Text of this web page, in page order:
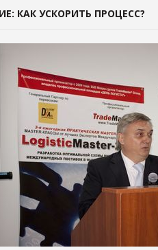
КАК УСКОРИТЬ ПРОЦЕСС?